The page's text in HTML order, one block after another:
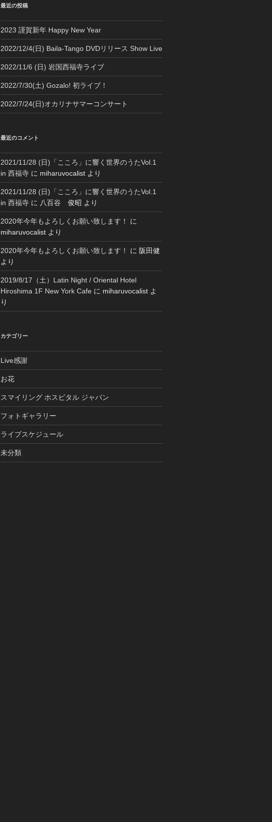
最近の投稿
2023 謹賀新年 Happy New Year
2022/12/4(日) Baila-Tango DVDリリース Show Live
2022/11/6 (日) 岩国西福寺ライブ
2022/7/30(土) Gozalo! 初ライブ！
2022/7/24(日)オカリナサマーコンサート
最近のコメント
2021/11/28 (日)「こころ」に響く世界のうたVol.1
in 西福寺に miharuvocalistより
2021/11/28 (日)「こころ」に響く世界のうたVol.1
in 西福寺に 八百谷 俊昭 より
2020年今年もよろしくお願い致します！
に
miharuvocalistより
2020年今年もよろしくお願い致します！ に 阪田健
より
2019/8/17（土）Latin Night / Oriental Hotel
Hiroshima 1F New York Cafe に miharuvocalistよ
り
カテゴリー
Live感謝
お花
スマイリング ホスピタル ジャパン
フォトギャラリー
ライブスケジュール
未分類